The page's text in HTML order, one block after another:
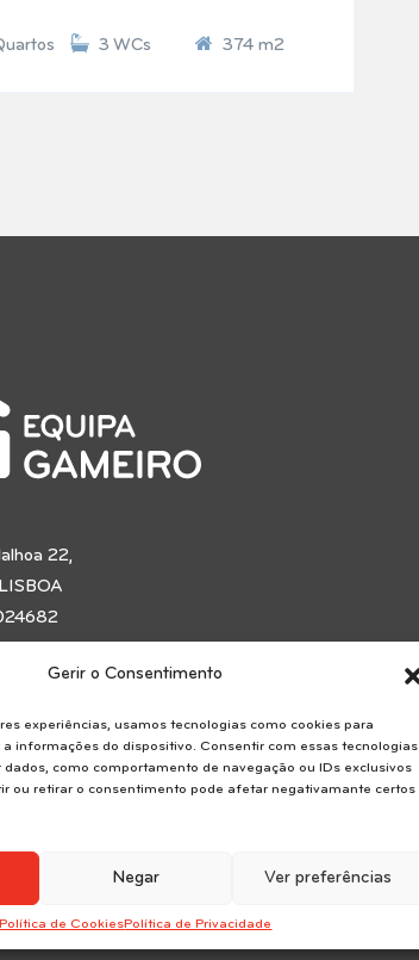
Gerir o Consentimento
experiências, usamos tecnologias como cookies para
informações do dispositivo. Consentir com essas tecnologias
como comportamento de navegação ou IDs exclusivos
ou retirar o consentimento pode afetar negativamante certos
Negar Ver preferências
Política de CookiesPolítica de Privacidade
3 WCs 374 m2
22,
de Litígios